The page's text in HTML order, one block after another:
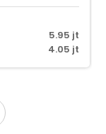
5.95 jt
4.05 jt